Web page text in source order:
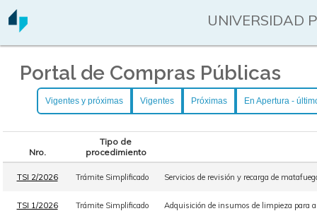
UNIVERSIDAD
Portal de Compras Públicas
Vigentes y próximas Vigentes Próximas En Apertura -
Nro.
Tipo de
procedimiento
TSI 2/2026 Trámite Simplificado Servicios de revisión y recarga de
TSI 1/2026 Trámite Simplificado Adquisición de insumos de limpieza para